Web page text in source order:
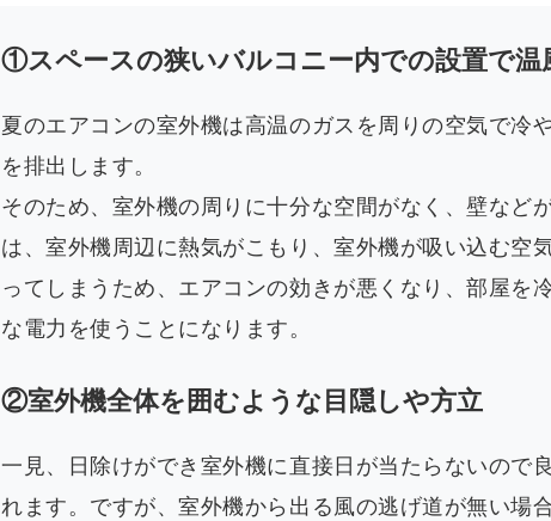
①スペースの狭いバルコニー内での設置で温
夏のエアコンの室外機は高温のガスを周りの空気で冷
を排出します。
そのため、室外機の周りに十分な空間がなく、壁など
は、室外機周辺に熱気がこもり、室外機が吸い込む空
ってしまうため、エアコンの効きが悪くなり、部屋を
な電力を使うことになります。
②室外機全体を囲むような目隠しや方立
一見、日除けができ室外機に直接日が当たらないので
れます。ですが、室外機から出る風の逃げ道が無い場